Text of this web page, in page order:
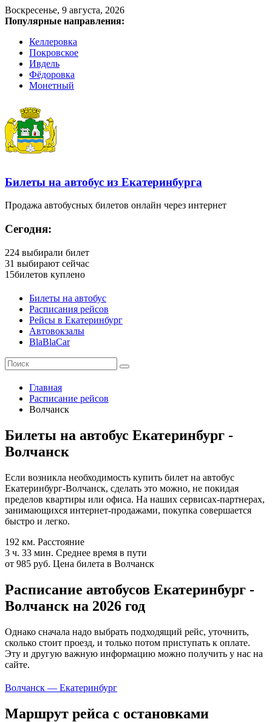
Воскресенье, 9 августа, 2026
Популярные направления:
Келлеровка
Покровское
Ивдель
Фёдоровка
Монетный
Билеты на автобус из Екатеринбурга
Продажа автобусных билетов онлайн через интернет
Сегодня:
224 выбирали билет
31 выбирают сейчас
15билетов куплено
Билеты на автобус
Расписания рейсов
Рейсы в Екатеринбург
Автовокзалы
BlaBlaCar
Главная
Расписание рейсов
Волчанск
Билеты на автобус Екатеринбург -
Волчанск
Если возникла необходимость купить билет на автобус
Екатеринбург-Волчанск, сделать это можно, не покидая
пределов квартиры или офиса. На наших сервисах-партнерах,
занимающихся интернет-продажами, покупка совершается
быстро и легко.
192 км. Расстояние
3 ч. 33 мин. Среднее время в пути
от 985 руб. Цена билета в Волчанск
Расписание автобусов Екатеринбург -
Волчанск на 2026 год
Однако сначала надо выбрать подходящий рейс, уточнить,
сколько стоит проезд, и только потом приступать к оплате.
Эту и другую важную информацию можно получить у нас на
сайте.
Волчанск — Екатеринбург
Маршрут рейса с остановками